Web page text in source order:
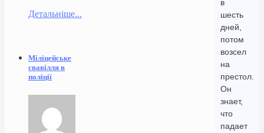
в
шесть
дней,
потом
возсел
на
престол.
Он
знает,
что
падает
Детальніше...
Міліцейське
свавілля в
поліції